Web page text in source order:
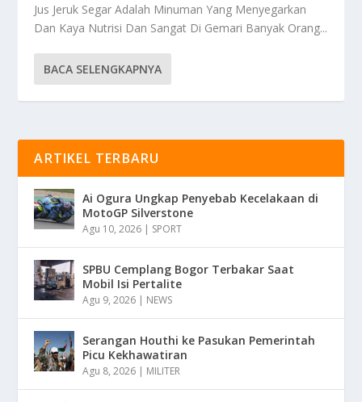
Jus Jeruk Segar Adalah Minuman Yang Menyegarkan
Dan Kaya Nutrisi Dan Sangat Di Gemari Banyak Orang...
BACA SELENGKAPNYA
ARTIKEL TERBARU
Ai Ogura Ungkap Penyebab Kecelakaan di
MotoGP Silverstone
Agu 10, 2026 | SPORT
SPBU Cemplang Bogor Terbakar Saat
Mobil Isi Pertalite
Agu 9, 2026 | NEWS
Serangan Houthi ke Pasukan Pemerintah
Picu Kekhawatiran
Agu 8, 2026 | MILITER